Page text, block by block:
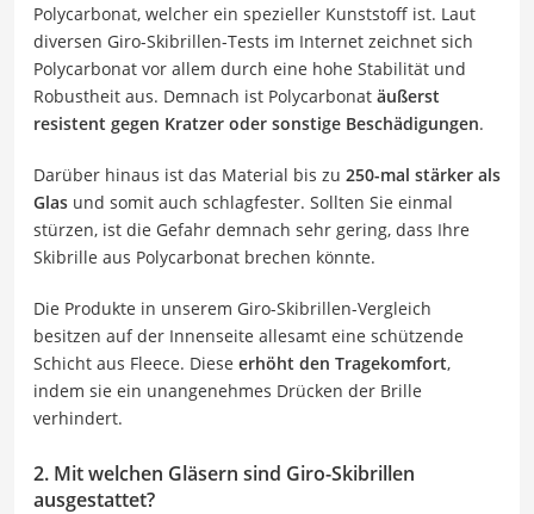
Polycarbonat, welcher ein spezieller Kunststoff ist. Laut
diversen Giro-Skibrillen-Tests im Internet zeichnet sich
Polycarbonat vor allem durch eine hohe Stabilität und
Robustheit aus. Demnach ist Polycarbonat äußerst
resistent gegen Kratzer oder sonstige Beschädigungen.
Darüber hinaus ist das Material bis zu 250-mal stärker als
Glas und somit auch schlagfester. Sollten Sie einmal
stürzen, ist die Gefahr demnach sehr gering, dass Ihre
Skibrille aus Polycarbonat brechen könnte.
Die Produkte in unserem Giro-Skibrillen-Vergleich
besitzen auf der Innenseite allesamt eine schützende
Schicht aus Fleece. Diese erhöht den Tragekomfort,
indem sie ein unangenehmes Drücken der Brille
verhindert.
2. Mit welchen Gläsern sind Giro-Skibrillen
ausgestattet?